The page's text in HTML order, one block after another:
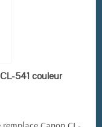
541 couleur